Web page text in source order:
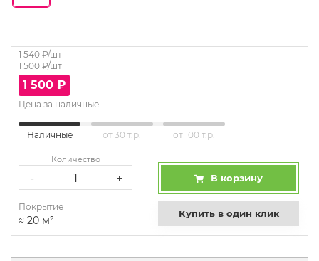
1 540₽/шт
1 500 ₽/шт
1 500 ₽
Цена за наличные
Наличные от 30 т.р. от 100 т.р.
Количество
- + В корзину
Покрытие
≈ 20 м²
Купить в один клик